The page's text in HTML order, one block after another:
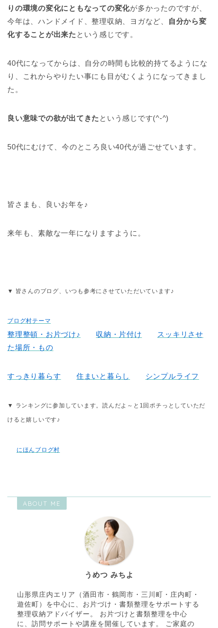
りの環境の変化にともなっての変化が多かったのですが、
今年は、ハンドメイド、整理収納、ヨガなど、
自分から変
化することが出来た という感じです。
40代になってからは、自分の時間も比較的持てるようにな
り、これからやりたい事にも目がむくようになってきまし
た。
良い意味での欲が出てきた という感じです(^-^)
50代にむけて、今のところ良い40代が過ごせています。
皆さまも、良いお年を♪
来年も、素敵な一年になりますように。
▼ 皆さんのブログ、いつも参考にさせていただいています♪
ブログ村テーマ
整理整頓・お片づけ♪ 収納・片付け
スッキリさせ
た場所・もの
すっきり暮らす 住まいと暮らし シンプルライフ
▼ ランキングに参加しています。読んだよ～と1回ポチっとしていただ
けると嬉しいです♪
にほんブログ村
ABOUT ME
うめつ みちよ
山形県庄内エリア（酒田市・鶴岡市・三川町・庄内町・
遊佐町）を中心に、お片づけ・書類整理をサポートする
整理収納アドバイザー。 お片づけと書類整理を中心
に、訪問サポートや講座を開催しています。 ご家庭の